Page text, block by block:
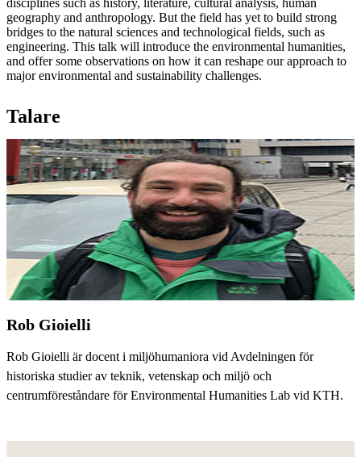
geography and anthropology. But the field has yet to build strong
bridges to the natural sciences and technological fields, such as
engineering. This talk will introduce the environmental humanities,
and offer some observations on how it can reshape our approach to
major environmental and sustainability challenges.
Talare
Rob Gioielli
Rob Gioielli är docent i miljöhumaniora vid Avdelningen för
historiska studier av teknik, vetenskap och miljö och
centrumföreståndare för Environmental Humanities Lab vid KTH.